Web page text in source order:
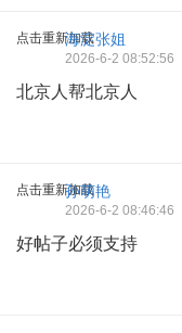
点击重新加载海淀张姐
2026-6-2 08:52:56
北京人帮北京人
点击重新加载
孙萌艳
2026-6-2 08:46:46
好帖子必须支持